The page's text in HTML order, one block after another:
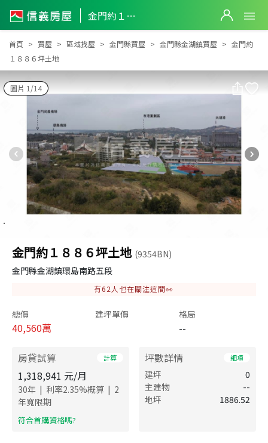
金門約１８８６坪土地
金門約１８８６坪土地
首頁 買屋 區域找屋 金門縣買屋 金門縣金湖鎮買屋
金門約
１８８６坪土地
圖片 1/14
金門約１８８６坪土地 (9354BN)
金門縣金湖鎮環島南路五段
有62 人也在關注這間👀
總價
40,560萬
建坪單價 格局
--
房貸試算 計算
1,318,941 元/月
30年 | 利率2.35%概算 | 2
年寬限期
​符合首購資格嗎?
坪數詳情 細項
建坪
0
主建物
--
地坪
1886.52